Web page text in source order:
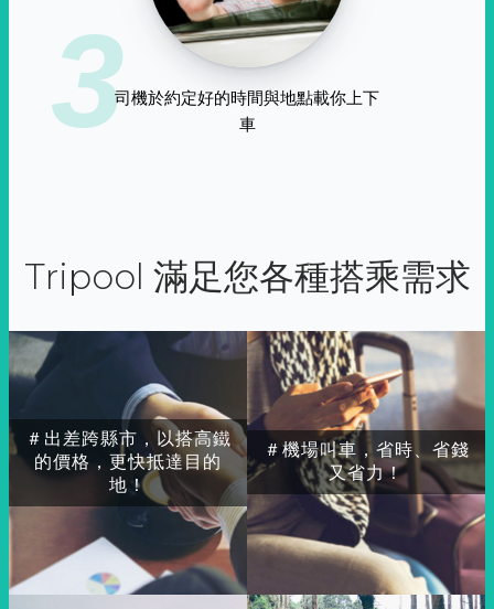
3司機於約定好的時間與地點載你上下
車
Tripool 滿足您各種搭乘需求
＃出差跨縣市，以搭高鐵
的價格，更快抵達目的
地！
＃機場叫車，省時、省錢
又省力！